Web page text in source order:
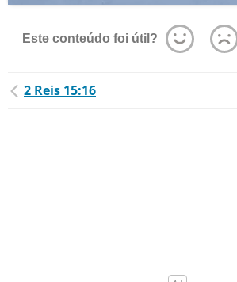
Este conteúdo foi útil?
2 Reis 15:16